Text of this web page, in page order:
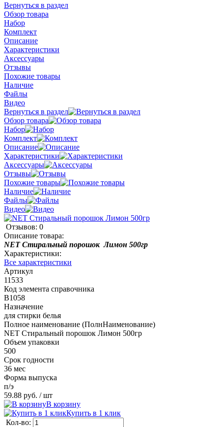
Вернуться в раздел
Обзор товара
Набор
Комплект
Описание
Характеристики
Аксессуары
Отзывы
Похожие товары
Наличие
Файлы
Видео
Вернуться в раздел
Обзор товара
Набор
Комплект
Описание
Характеристики
Аксессуары
Отзывы
Похожие товары
Наличие
Файлы
Видео
Отзывов: 0
Описание товара:
NET Стиральный порошок Лимон 500гр
Характеристики:
Все характеристики
Артикул
11533
Код элемента справочника
В1058
Назначение
для стирки белья
Полное наименование (ПолнНаименование)
NET Стиральный порошок Лимон 500гр
Объем упаковки
500
Срок годности
36 мес
Форма выпуска
п/э
59.88 руб. / шт
В корзину
Купить в 1 клик
Кол-во: